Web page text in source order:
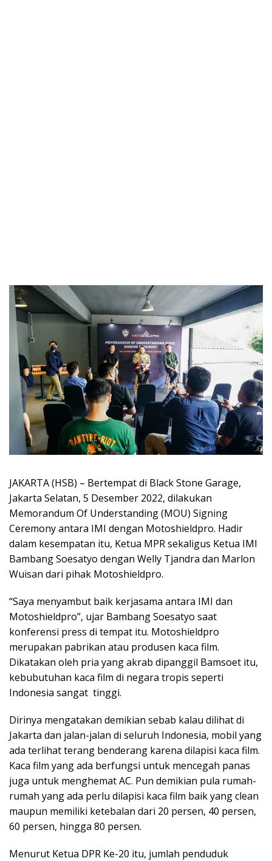
JAKARTA (HSB) – Bertempat di Black Stone Garage,
Jakarta Selatan, 5 Desember 2022, dilakukan
Memorandum Of Understanding (MOU) Signing
Ceremony antara IMI dengan Motoshieldpro. Hadir
dalam kesempatan itu, Ketua MPR sekaligus Ketua IMI
Bambang Soesatyo dengan Welly Tjandra dan Marlon
Wuisan dari pihak Motoshieldpro.
“Saya menyambut baik kerjasama antara IMI dan
Motoshieldpro”, ujar Bambang Soesatyo saat
konferensi press di tempat itu. Motoshieldpro
merupakan pabrikan atau produsen kaca film.
Dikatakan oleh pria yang akrab dipanggil Bamsoet itu,
kebubutuhan kaca film di negara tropis seperti
Indonesia sangat tinggi.
Dirinya mengatakan demikian sebab kalau dilihat di
Jakarta dan jalan-jalan di seluruh Indonesia, mobil yang
ada terlihat terang benderang karena dilapisi kaca film.
Kaca film yang ada berfungsi untuk mencegah panas
juga untuk menghemat AC. Pun demikian pula rumah-
rumah yang ada perlu dilapisi kaca film baik yang clean
maupun memiliki ketebalan dari 20 persen, 40 persen,
60 persen, hingga 80 persen.
Menurut Ketua DPR Ke-20 itu, jumlah penduduk